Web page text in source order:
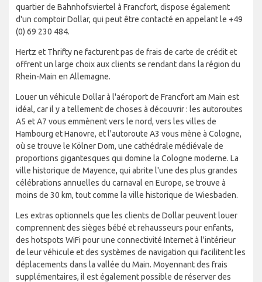
quartier de Bahnhofsviertel à Francfort, dispose également
d'un comptoir Dollar, qui peut être contacté en appelant le +49
(0) 69 230 484.
Hertz et Thrifty ne facturent pas de frais de carte de crédit et
offrent un large choix aux clients se rendant dans la région du
Rhein-Main en Allemagne.
Louer un véhicule Dollar à l'aéroport de Francfort am Main est
idéal, car il y a tellement de choses à découvrir : les autoroutes
A5 et A7 vous emmènent vers le nord, vers les villes de
Hambourg et Hanovre, et l'autoroute A3 vous mène à Cologne,
où se trouve le Kölner Dom, une cathédrale médiévale de
proportions gigantesques qui domine la Cologne moderne. La
ville historique de Mayence, qui abrite l'une des plus grandes
célébrations annuelles du carnaval en Europe, se trouve à
moins de 30 km, tout comme la ville historique de Wiesbaden.
Les extras optionnels que les clients de Dollar peuvent louer
comprennent des sièges bébé et rehausseurs pour enfants,
des hotspots WiFi pour une connectivité Internet à l'intérieur
de leur véhicule et des systèmes de navigation qui facilitent les
déplacements dans la vallée du Main. Moyennant des frais
supplémentaires, il est également possible de réserver des